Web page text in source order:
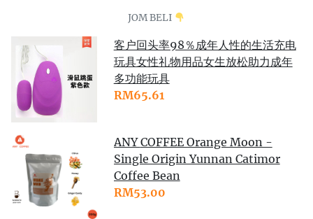
JOM BELI
客户回头率98％成年人性的生活充电
玩具女性礼物用品女生放松助力成年
多功能玩具
RM65.61
ANY COFFEE Orange Moon -
Single Origin Yunnan Catimor
Coffee Bean
RM53.00